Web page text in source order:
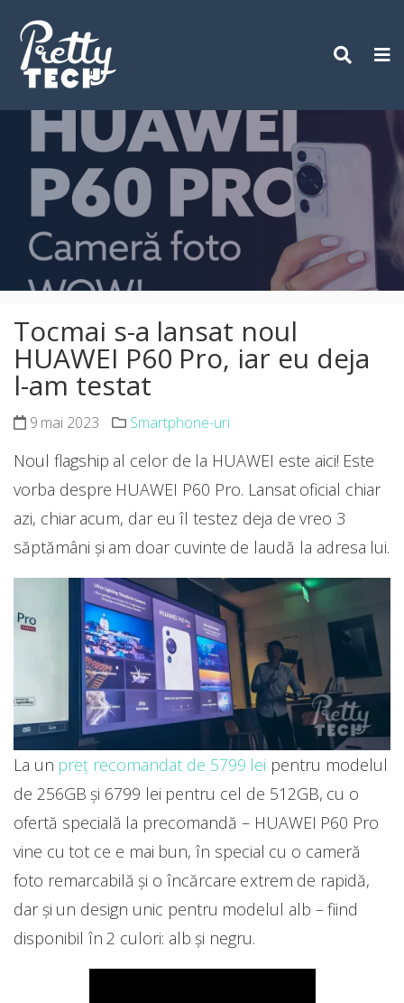
content
Tocmai s-a lansat noul
HUAWEI P60 Pro, iar eu deja
l-am testat
9 mai 2023 Smartphone-uri
Noul flagship al celor de la HUAWEI este aici! Este
vorba despre HUAWEI P60 Pro. Lansat oficial chiar
azi, chiar acum, dar eu îl testez deja de vreo 3
săptămâni și am doar cuvinte de laudă la adresa lui.
La un preț recomandat de 5799 lei pentru modelul
de 256GB și 6799 lei pentru cel de 512GB, cu o
ofertă specială la precomandă – HUAWEI P60 Pro
vine cu tot ce e mai bun, în special cu o cameră
foto remarcabilă și o încărcare extrem de rapidă,
dar și un design unic pentru modelul alb – fiind
disponibil în 2 culori: alb și negru.